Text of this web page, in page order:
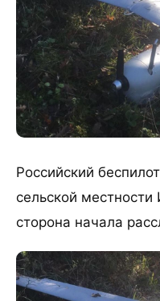
Российский
сельской
сторона начала